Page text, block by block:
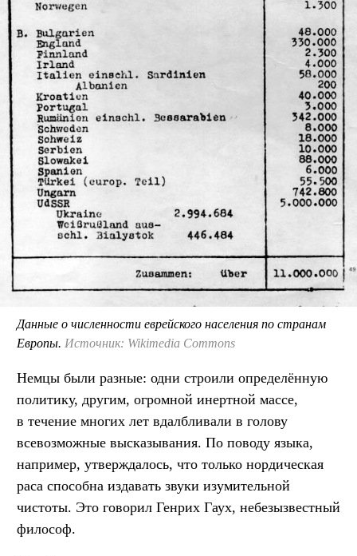
Данные о численности еврейского населения по странам
Европы. Источник: Wikimedia Commons
Немцы были разные: одни строили определённую
политику, другим, огромной инертной массе,
в течение многих лет вдалбливали в голову
всевозможные высказывания. По поводу языка,
например, утверждалось, что только нордическая
раса способна издавать звуки изумительной
чистоты. Это говорил Генрих Гаух, небезызвестный
философ.